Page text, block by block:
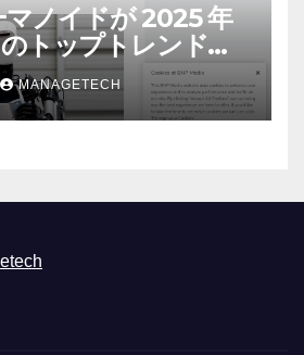
ノイドが 2025 年
トップトレンドに |
MANAGETECH